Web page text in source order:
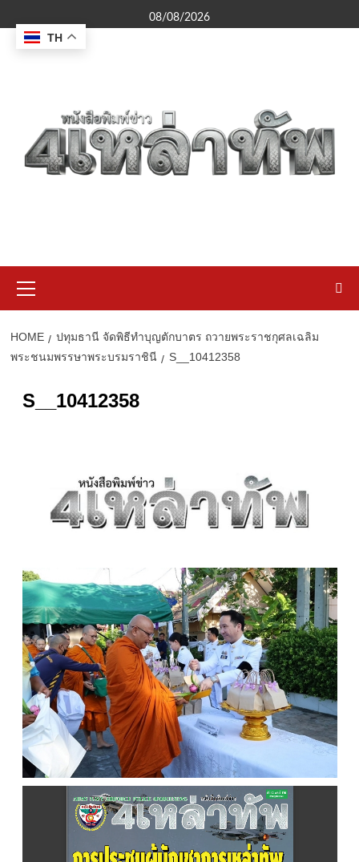
to
content
08/08/2026
Menu
HOME
ปทุมธานี จัดพิธีทำบุญตักบาตร ถวายพระราชกุศลเฉลิม
พระชนมพรรษาพระบรมราชินี
S__10412358
S__10412358
TH